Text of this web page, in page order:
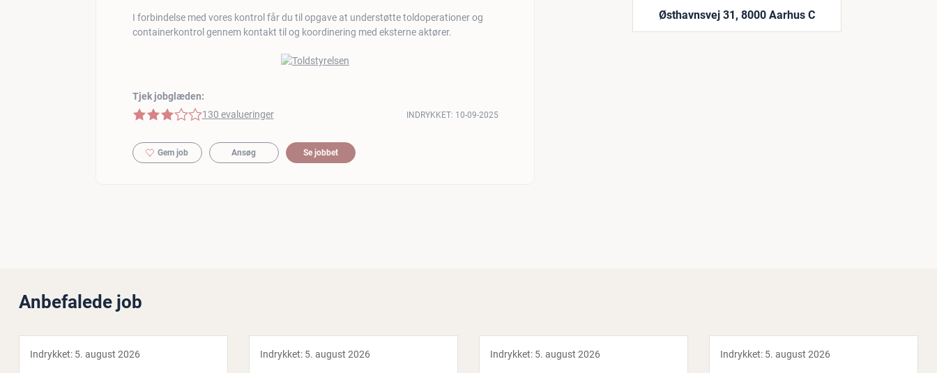
I forbindelse med vores kontrol får du til opgave at understøtte toldoperationer og
containerkontrol gennem kontakt til og koordinering med eksterne aktører.
Tjek jobglæden:
3 af 5 stjerner
130 evalueringer INDRYKKET: 10-09-2025
Gem job Ansøg Se jobbet
Østhavnsvej 31, 8000 Aarhus C
Anbefalede job
Indrykket: 5. august 2026 Indrykket: 5. august 2026 Indrykket: 5. august 2026 Indrykket: 5. august 2026